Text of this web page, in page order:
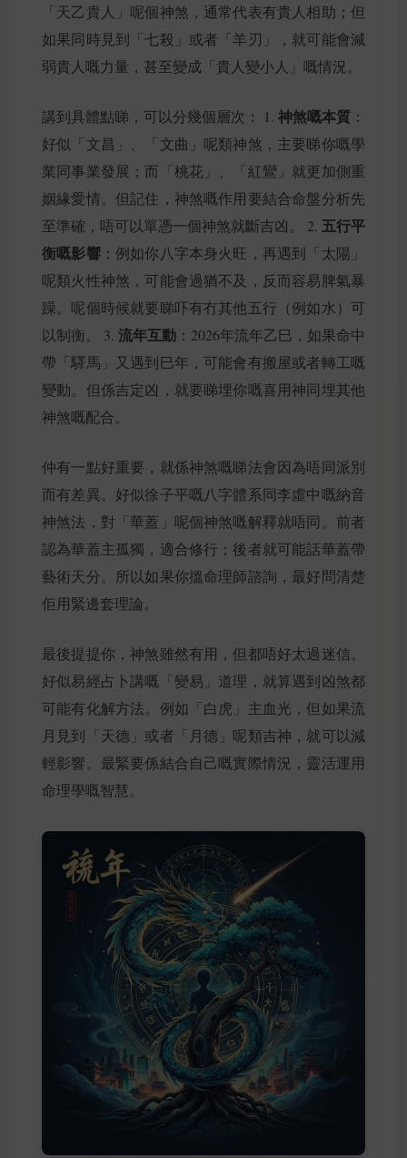
「天乙貴人」呢個神煞，通常代表有貴人相助；但
如果同時見到「七殺」或者「羊刃」，就可能會減
弱貴人嘅力量，甚至變成「貴人變小人」嘅情況。
講到具體點睇，可以分幾個層次： 1. 神煞嘅本質 ：
好似「文昌」、「文曲」呢類神煞，主要睇你嘅學
業同事業發展；而「桃花」、「紅鸞」就更加側重
姻緣愛情。但記住，神煞嘅作用要結合命盤分析先
至準確，唔可以單憑一個神煞就斷吉凶。 2. 五行平
衡嘅影響：例如你八字本身火旺，再遇到「太陽」
呢類火性神煞，可能會過猶不及，反而容易脾氣暴
躁。呢個時候就要睇吓有冇其他五行（例如水）可
以制衡。 3. 流年互動 ：2026年流年乙巳，如果命中
帶「驛馬」又遇到巳年，可能會有搬屋或者轉工嘅
變動。但係吉定凶，就要睇埋你嘅喜用神同埋其他
神煞嘅配合。
仲有一點好重要，就係神煞嘅睇法會因為唔同派別
而有差異。好似徐子平嘅八字體系同李虛中嘅納音
神煞法，對「華蓋」呢個神煞嘅解釋就唔同。前者
認為華蓋主孤獨，適合修行；後者就可能話華蓋帶
藝術天分。所以如果你搵命理師諮詢，最好問清楚
佢用緊邊套理論。
最後提提你，神煞雖然有用，但都唔好太過迷信。
好似易經占卜講嘅「變易」道理，就算遇到凶煞都
可能有化解方法。例如「白虎」主血光，但如果流
月見到「天德」或者「月德」呢類吉神，就可以減
輕影響。最緊要係結合自己嘅實際情況，靈活運用
命理學嘅智慧。